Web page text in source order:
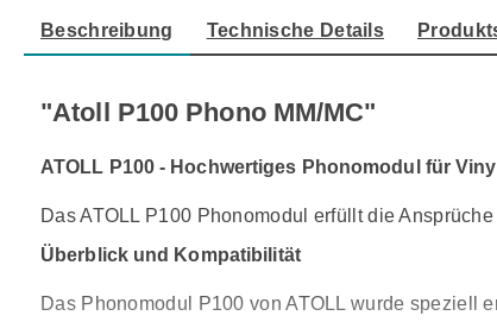
Beschreibung Technische Details
"Atoll P100 Phono MM/MC"
ATOLL P100 - Hochwertiges Phonomodul für
Das ATOLL P100 Phonomodul erfüllt die
Überblick und Kompatibilität
Das Phonomodul P100 von ATOLL wurde speziell